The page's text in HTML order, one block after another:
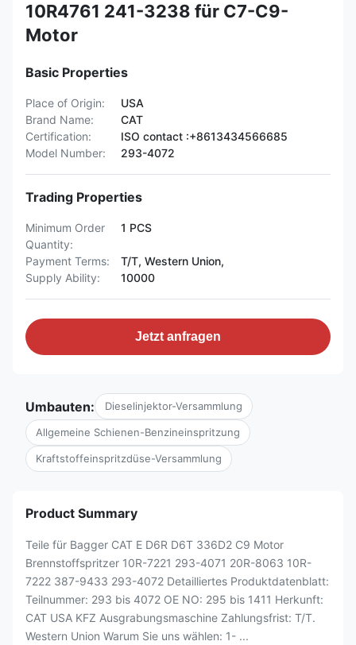
10R4761 241-3238 für C7-C9-
Motor
Basic Properties
Place of Origin:
USA
Brand Name:
CAT
Certification:
ISO contact :+8613434566685
Model Number:
293-4072
Trading Properties
Minimum Order
Quantity:
1 PCS
Payment Terms:
T/T, Western Union,
Supply Ability:
10000
Jetzt anfragen
Umbauten: Dieselinjektor-Versammlung
Allgemeine Schienen-Benzineinspritzung
Kraftstoffeinspritzdüse-Versammlung
Product Summary
Teile für Bagger CAT E D6R D6T 336D2 C9 Motor
Brennstoffspritzer 10R-7221 293-4071 20R-8063 10R-
7222 387-9433 293-4072 Detailliertes Produktdatenblatt:
Teilnummer: 293 bis 4072 OE NO: 295 bis 1411 Herkunft:
CAT USA KFZ Ausgrabungsmaschine Zahlungsfrist: T/T.
Western Union Warum Sie uns wählen: 1- ...